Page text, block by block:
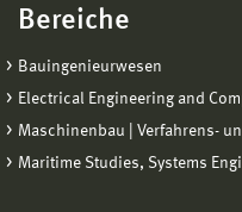
Bereiche
Bauingenieurwesen
Electrical Engineering and
Maschinenbau | Verfahrens-
Maritime Studies, Systems